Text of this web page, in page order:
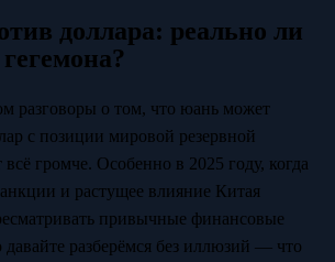
доллара: реально ли
разговоры о том, что юань может
с позиции мировой резервной
всё громче. Особенно в 2025 году, когда
и растущее влияние Китая
привычные финансовые
разберёмся без иллюзий — что